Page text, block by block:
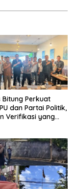
Bitung Perkuat
dan Partai Politik,
Verifikasi yang